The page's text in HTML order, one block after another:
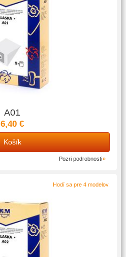
A01
6,40 €
Košík
Pozri podrobnosti
Hodí sa pre 4 modelov.